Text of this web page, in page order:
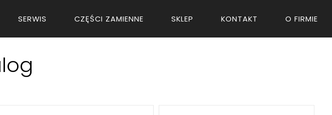
SERWIS CZĘŚCI ZAMIENNE SKLEP KONTAKT O FIRMIE